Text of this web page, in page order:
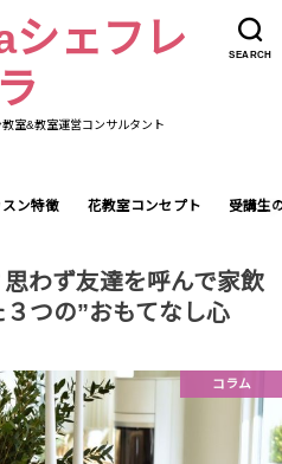
SEARCH
ェフレ
ラ
室&教室運営コンサルタント
スン特徴 花教室コンセプト 受講生
わず友達を呼んで家飲
つの”おもてなし心
コラム